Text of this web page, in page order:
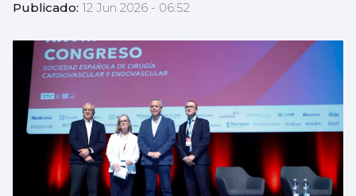
Publicado: 12 Jun 2026 - 06:52